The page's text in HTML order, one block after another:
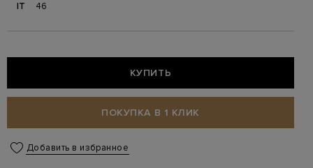
IT 46
КУПИТЬ
ПОКУПКА В 1 КЛИК
Добавить в избранное